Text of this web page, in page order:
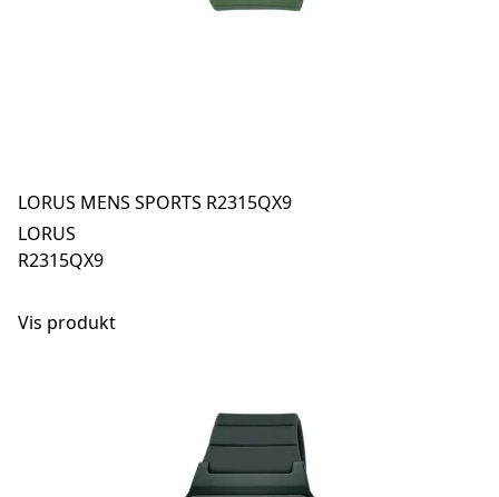
LORUS MENS SPORTS R2315QX9
LORUS
R2315QX9
Vis produkt